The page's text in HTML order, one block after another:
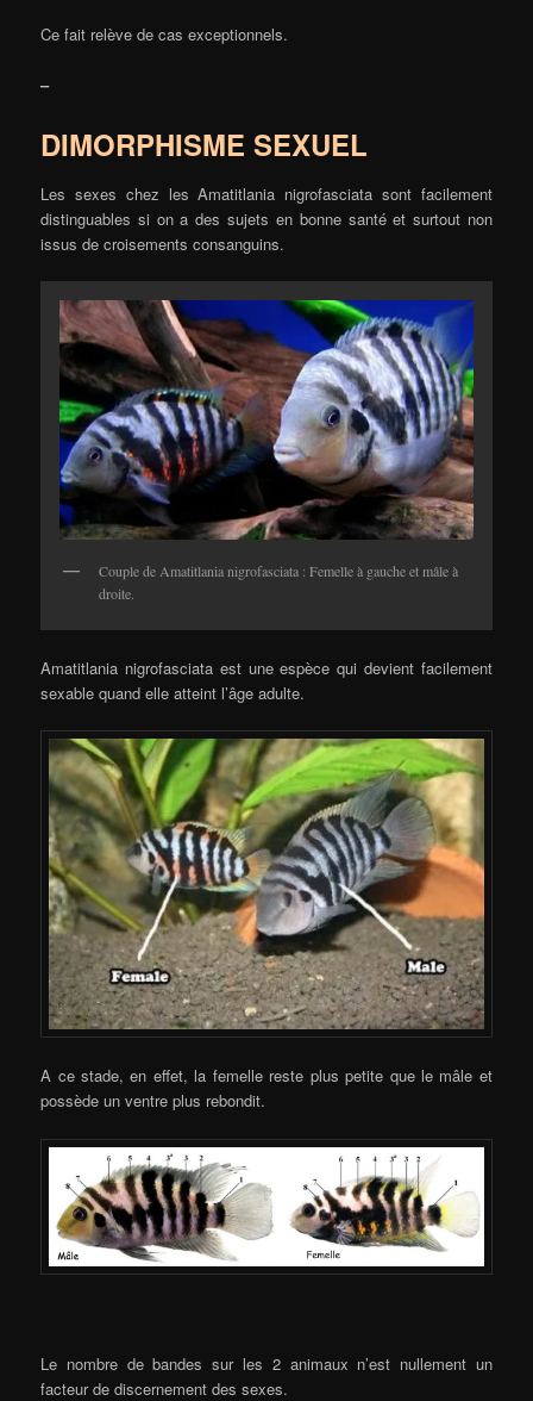
Ce fait relève de cas exceptionnels.
–
DIMORPHISME SEXUEL
Les sexes chez les Amatitlania nigrofasciata sont facilement
distinguables si on a des sujets en bonne santé et surtout non
issus de croisements consanguins.
Couple de Amatitlania nigrofasciata : Femelle à gauche et mâle à
droite.
Amatitlania nigrofasciata est une espèce qui devient facilement
sexable quand elle atteint l’âge adulte.
A ce stade, en effet, la femelle reste plus petite que le mâle et
possède un ventre plus rebondit.
Le nombre de bandes sur les 2 animaux n’est nullement un
facteur de discernement des sexes.